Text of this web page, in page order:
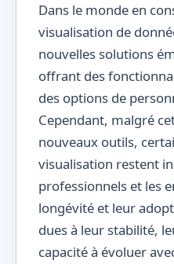
Dans le monde en
visualisation de
nouvelles solutions
offrant des
des options de
Cependant, malgré
nouveaux outils,
visualisation restent
professionnels et les
longévité et leur
dues à leur stabilité,
capacité à évoluer